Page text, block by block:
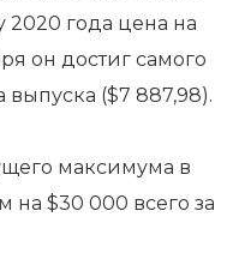
2020 года цена на
он достиг самого
выпуска ($7 887,98).
максимума в
на $30 000 всего за